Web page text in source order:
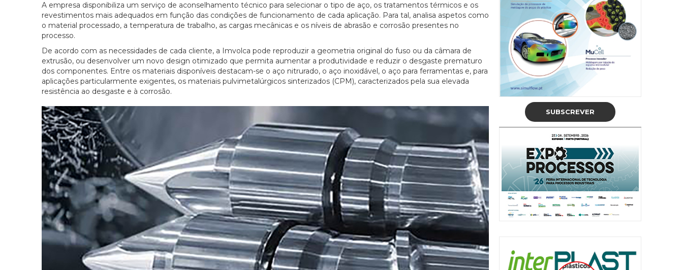
A empresa disponibiliza um serviço de aconselhamento técnico para selecionar o tipo de aço, os tratamentos térmicos e os
revestimentos mais adequados em função das condições de funcionamento de cada aplicação. Para tal, analisa aspetos como
o material processado, a temperatura de trabalho, as cargas mecânicas e os níveis de abrasão e corrosão presentes no
processo.
De acordo com as necessidades de cada cliente, a Imvolca pode reproduzir a geometria original do fuso ou da câmara de
extrusão, ou desenvolver um novo design otimizado que permita aumentar a produtividade e reduzir o desgaste prematuro
dos componentes. Entre os materiais disponíveis destacam-se o aço nitrurado, o aço inoxidável, o aço para ferramentas e, para
aplicações particularmente exigentes, os materiais pulvimetalúrgicos sinterizados (CPM), caracterizados pela sua elevada
resistência ao desgaste e à corrosão.
SUBSCREVER